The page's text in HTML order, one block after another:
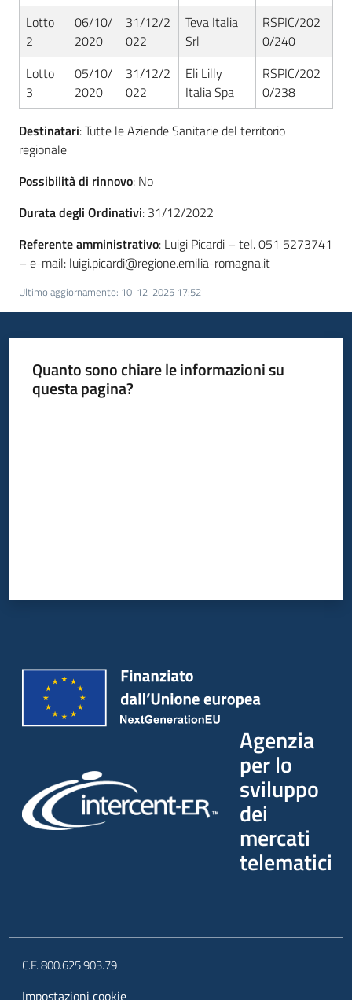
Lotto
2
06/10/
2020
31/12/2
022
Teva Italia
Srl
RSPIC/202
0/240
Lotto
3
05/10/
2020
31/12/2
022
Eli Lilly
Italia Spa
RSPIC/202
0/238
Destinatari: Tutte le Aziende Sanitarie del territorio
regionale
Possibilità di rinnovo: No
Durata degli Ordinativi: 31/12/2022
Referente amministrativo: Luigi Picardi – tel. 051 5273741
– e-mail: luigi.picardi@regione.emilia-romagna.it
Ultimo aggiornamento: 10-12-2025 17:52
Quanto sono chiare le informazioni su
questa pagina?
Agenzia
per lo
sviluppo
dei
mercati
telematici
C.F. 800.625.903.79
Impostazioni cookie